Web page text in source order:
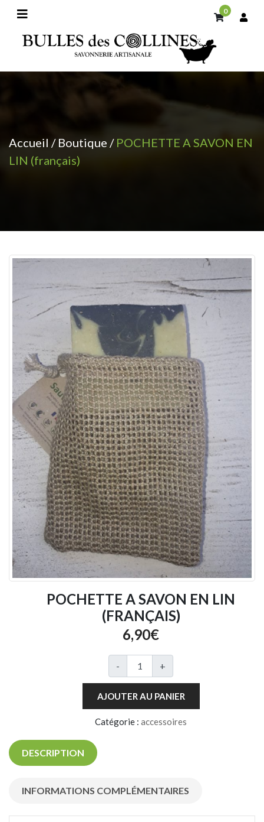
0
Accueil / Boutique / POCHETTE A SAVON EN
LIN (français)
POCHETTE A SAVON EN LIN
(FRANÇAIS)
6,90€
quantité de POCHETTE A
- +
AJOUTER AU PANIER
Catégorie : accessoires
DESCRIPTION
INFORMATIONS COMPLÉMENTAIRES